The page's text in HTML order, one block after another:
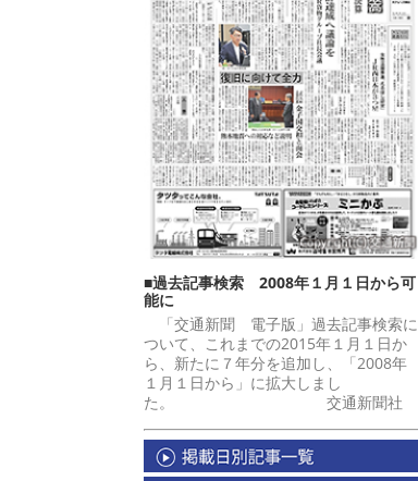
■過去記事検索 2008年１月１日から可
能に
「交通新聞 電子版」過去記事検索に
ついて、これまでの2015年１月１日か
ら、新たに７年分を追加し、「2008年
１月１日から」に拡大しまし
た。 交通新聞社